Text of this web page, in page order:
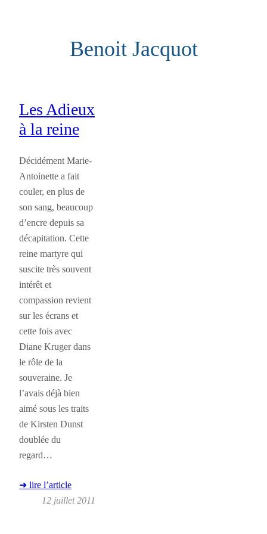
Benoit Jacquot
Les Adieux
à la reine
Décidément Marie-
Antoinette a fait
couler, en plus de
son sang, beaucoup
d’encre depuis sa
décapitation. Cette
reine martyre qui
suscite très souvent
intérêt et
compassion revient
sur les écrans et
cette fois avec
Diane Kruger dans
le rôle de la
souveraine. Je
l’avais déjà bien
aimé sous les traits
de Kirsten Dunst
doublée du
regard…
➜ lire l’article
12 juillet 2011